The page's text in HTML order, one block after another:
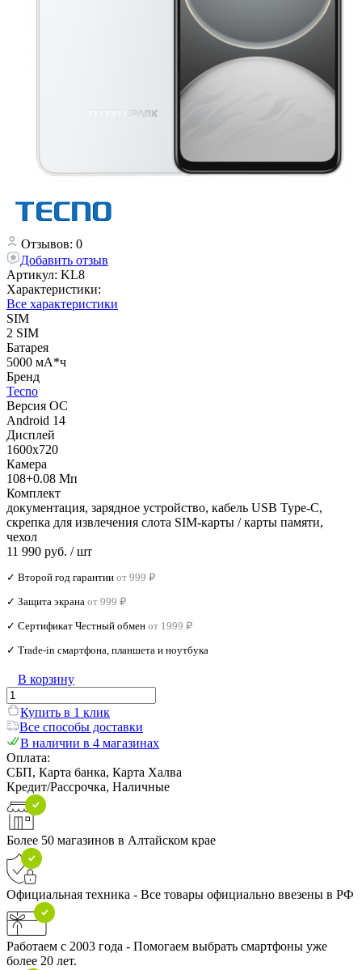
Отзывов: 0
Добавить отзыв
Артикул: KL8
Характеристики:
Все характеристики
SIM
2 SIM
Батарея
5000 мА*ч
Бренд
Tecno
Версия ОС
Android 14
Дисплей
1600x720
Камера
108+0.08 Мп
Комплект
документация, зарядное устройство, кабель USB Type-C,
скрепка для извлечения слота SIM-карты / карты памяти,
чехол
11 990 руб. / шт
✓ Второй год гарантии от 999 ₽
✓ Защита экрана от 999 ₽
✓ Сертификат Честный обмен от 1999 ₽
✓ Trade‑in смартфона, планшета и ноутбука
В корзину
Купить в 1 клик
Все способы доставки
В наличии в 4 магазинах
Оплата:
СБП, Карта банка, Карта Халва
Кредит/Рассрочка, Наличные
Более 50 магазинов в Алтайском крае
Официальная техника - Все товары официально ввезены в РФ
Работаем с 2003 года - Помогаем выбрать смартфоны уже
более 20 лет.